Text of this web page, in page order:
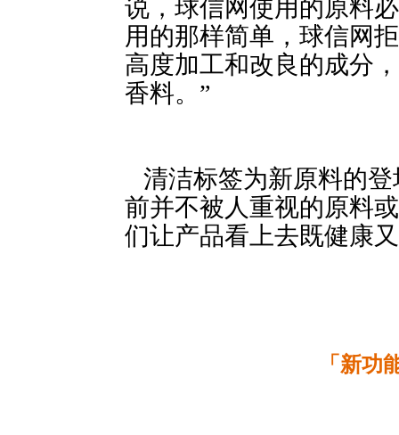
说，球信网使用的原料
用的那样简单，球信网
高度加工和改良的成分
香料。”
清洁标签为新原料
前并不被人重视的原料
们让产品看上去既健康
「新功